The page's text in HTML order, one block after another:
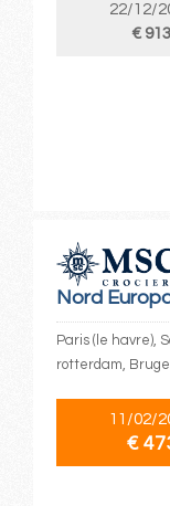
22/12/
€ 913
Nord
Paris (le havre),
rotterdam,
11/02/
€